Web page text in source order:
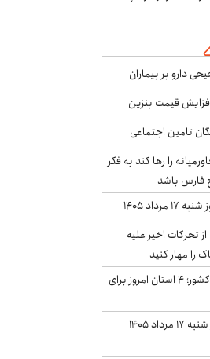
دارو بر بیماران
قیمت بنزین
تامین اجتماعی
را رها کند به فکر
فارس باشد
۱۴۰۵
تحرکات اخیر علیه
را مهار کنید
نفوذ جریان بارش‌زا به کشور؛ ۴ استان امروز برای
قیمت سکه و طلا امروز شنبه ۱۷ مرداد ۱۴۰۵